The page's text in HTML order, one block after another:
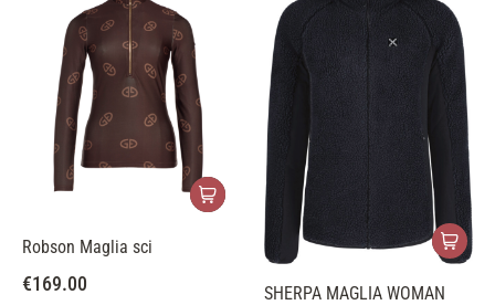
Robson Maglia sci
€169.00 SHERPA MAGLIA WOMAN